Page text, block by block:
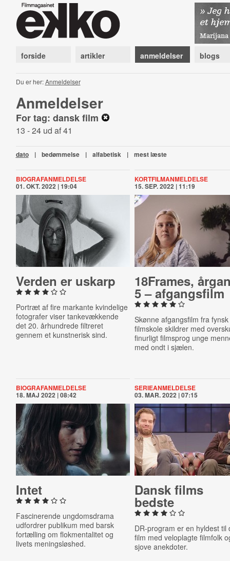
forside artikler anmeldelser blogs
Du er her:Anmeldelser
Anmeldelser
For tag: dansk film
13 - 24 ud af 41
dato | bedømmelse | alfabetisk | mest læste
BIOGRAFANMELDELSE
01. OKT. 2022 | 19:04
Verden er uskarp
Portræt af fire markante kvindelige
fotografer viser tankevækkende
det 20. århundrede filtreret
gennem et kunstnerisk sind.
KORTFILMANMELDELSE
15. SEP. 2022 | 11:19
18Frames,
5 – af­gangs­film
Skønne afgangsfilm fra fynsk
filmskole skildrer med
finurligt filmsprog unge
med ondt i sjælen.
BIOGRAFANMELDELSE
18. MAJ 2022 | 08:42
Intet
Fascinerende ungdomsdrama
udfordrer publikum med barsk
fortælling om flokmentalitet og
livets meningsløshed.
SERIEANMELDELSE
03. MAR. 2022 | 07:15
Dansk films
bedste
DR-program er en hyldest til
film med veloplagte filmfolk
sjove anekdoter.